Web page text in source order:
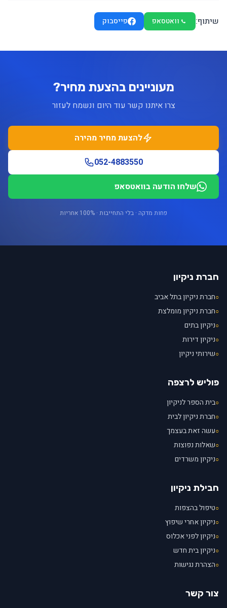
שיתוף: וואטסאפ פייסבוק
מעוניינים בהצעת מחיר?
צרו איתנו קשר עוד היום ונשמח לעזור
להצעת מחיר מהירה
052-4883550
שלחו הודעה בוואטסאפ
פחות מדקה · בלי התחייבות · 100% אחריות
חברת ניקיון
○חברת ניקיון בתל אביב
○חברת ניקיון מומלצת
○ניקיון בתים
○ניקיון דירות
○שירותי ניקיון
פוליש לרצפה
○בית הספר לניקיון
○חברת ניקיון לבית
○עשה זאת בעצמך
○שאלות נפוצות
○ניקיון משרדים
חבילת ניקיון
○טיפול בהצפות
○ניקיון אחרי שיפוץ
○ניקיון לפני אכלוס
○ניקיון בית חדש
○הצהרת נגישות
צור קשר